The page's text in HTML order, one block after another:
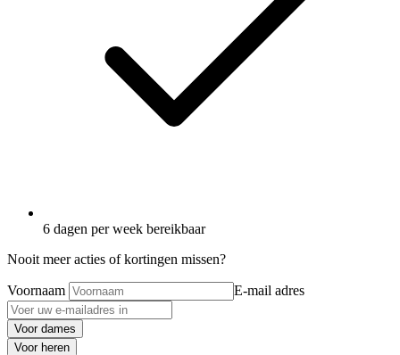
6 dagen per week bereikbaar
Nooit meer acties of kortingen missen?
Voornaam E-mail adres
Voor dames
Voor heren